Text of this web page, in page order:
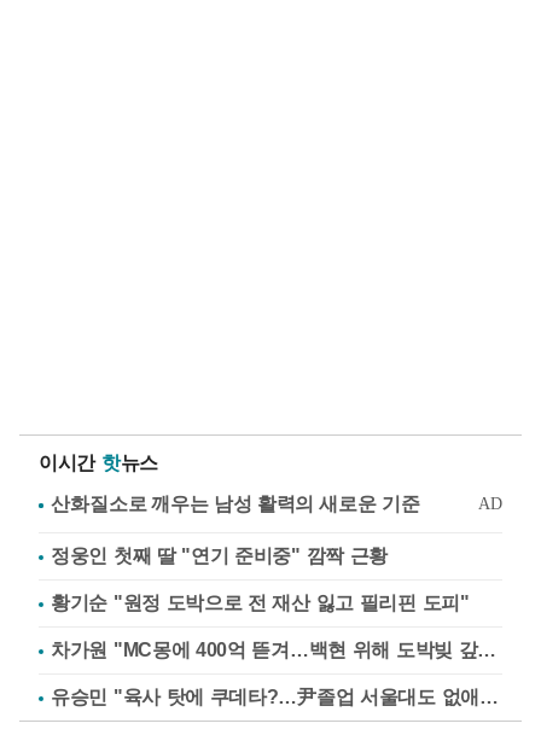
이시간 핫뉴스
정웅인 첫째 딸 "연기 준비중" 깜짝 근황
황기순 "원정 도박으로 전 재산 잃고 필리핀 도피"
차가원 "MC몽에 400억 뜯겨…백현 위해 도박빚 갚아줘"
유승민 "육사 탓에 쿠데타?…尹졸업 서울대도 없애나"